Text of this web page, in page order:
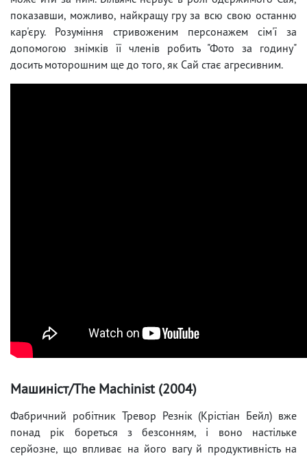
показавши, можливо, найкращу гру за всю свою останню
кар'єру. Розуміння стривоженим персонажем сім'ї за
допомогою знімків її членів робить "Фото за годину"
досить моторошним ще до того, як Сай стає агресивним.
Машиніст/The Machinist (2004)
Фабричний робітник Тревор Резнік (Крістіан Бейл) вже
понад рік бореться з безсонням, і воно настільке
серйозне, що впливає на його вагу й продуктивність на